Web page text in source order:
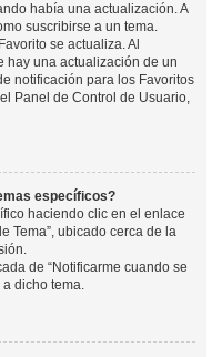
había una actualización. A
suscribirse a un tema.
se actualiza. Al
hay una actualización de un
notificación para los Favoritos
Panel de Control de Usuario,
específicos?
haciendo clic en el enlace
Tema”, ubicado cerca de la
de “Notificarme cuando se
dicho tema.